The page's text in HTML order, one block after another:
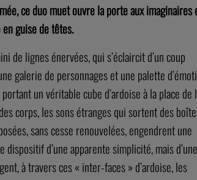
ce duo muet ouvre la porte aux imaginaires
guise de têtes.
de lignes énervées, qui s’éclaircit d’un coup
galerie de personnages et une palette
un véritable cube d’ardoise à la place de
corps, les sons étranges qui sortent des
sans cesse renouvelées, engendrent une
d’une apparente simplicité, mais d’une
à travers ces « inter-faces » d’ardoise, les